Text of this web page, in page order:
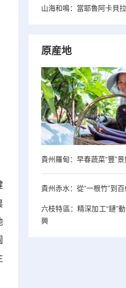
山海和鳴：當耶魯阿卡貝
原産地
貴州羅甸：早春蔬菜“豐”景
貴州赤水：從“一根竹”到
六枝特區：精深加工“鏈”
興